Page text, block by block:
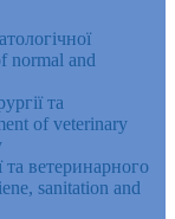
normal and
та
of veterinary
та ветеринарного
sanitation and